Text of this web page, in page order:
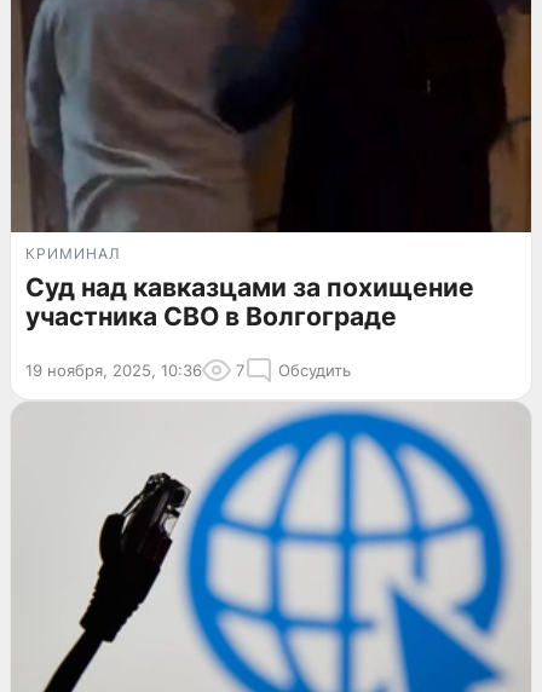
КРИМИНАЛ
Суд над кавказцами за похищение
участника СВО в Волгограде
19 ноября, 2025, 10:36 7 Обсудить